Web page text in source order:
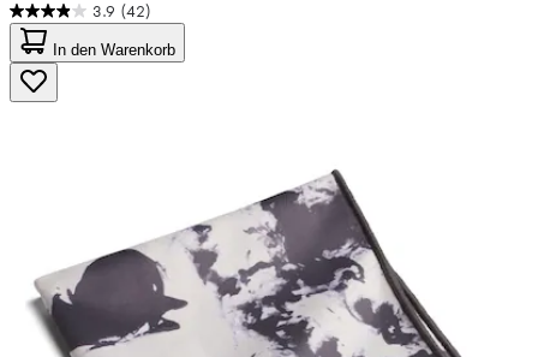
3.9 (42)
3.9
von
5
Sternen.
42
In den Warenkorb